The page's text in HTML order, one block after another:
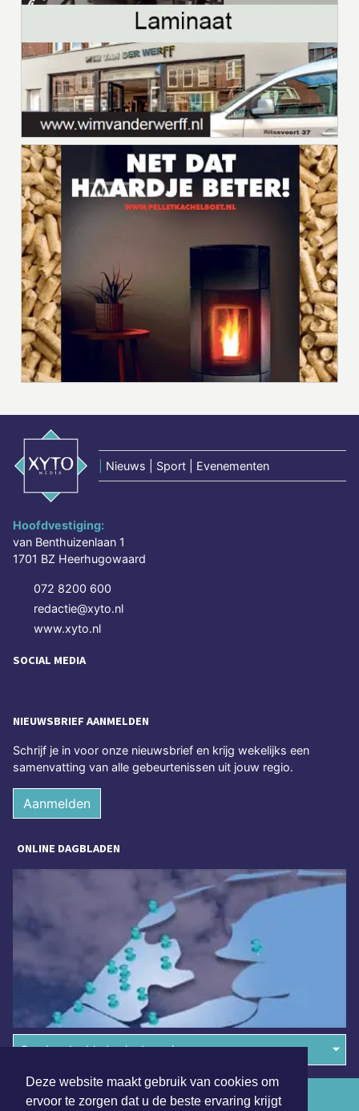
Deze website maakt gebruik van cookies om
ervoor te zorgen dat u de beste ervaring krijgt
Nieuws | Sport | Evenementen
Hoofdvestiging:
van Benthuizenlaan 1
1701 BZ Heerhugowaard
072 8200 600
redactie@xyto.nl
www.xyto.nl
SOCIAL MEDIA
NIEUWSBRIEF AANMELDEN
Schrijf je in voor onze nieuwsbrief en krijg wekelijks een
samenvatting van alle gebeurtenissen uit jouw regio.
Aanmelden
ONLINE DAGBLADEN
Overige dagbladen in de regio
Algemene voorwaarden